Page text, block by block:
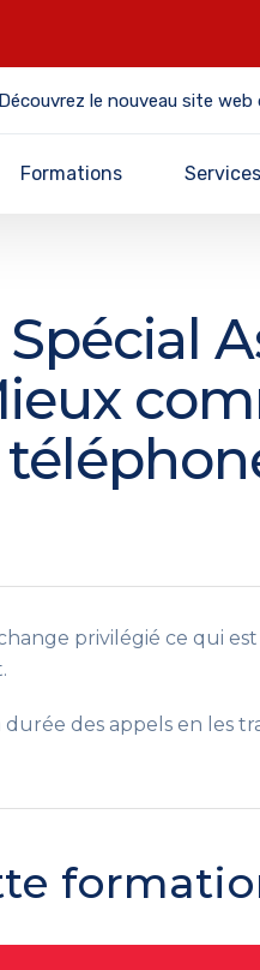
Découvrez le nouveau site
Formations Services
Spécial
privilégié ce qui est
des appels en les